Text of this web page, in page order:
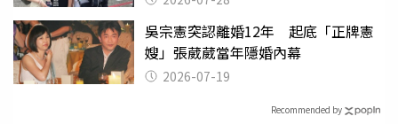
吳宗憲突認離婚12年 起底「正牌憲
嫂」張葳葳當年隱婚內幕
2026-07-19
Recommended by